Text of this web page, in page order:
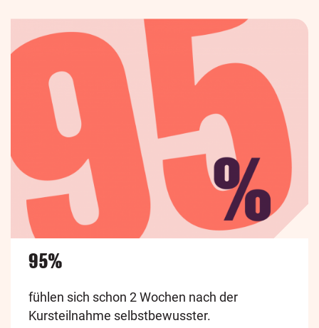
95%
fühlen sich schon 2 Wochen nach der
Kursteilnahme selbstbewusster.